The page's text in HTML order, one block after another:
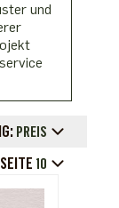
und
PREIS
10